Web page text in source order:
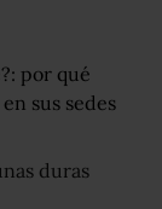
por qué
sus sedes
duras